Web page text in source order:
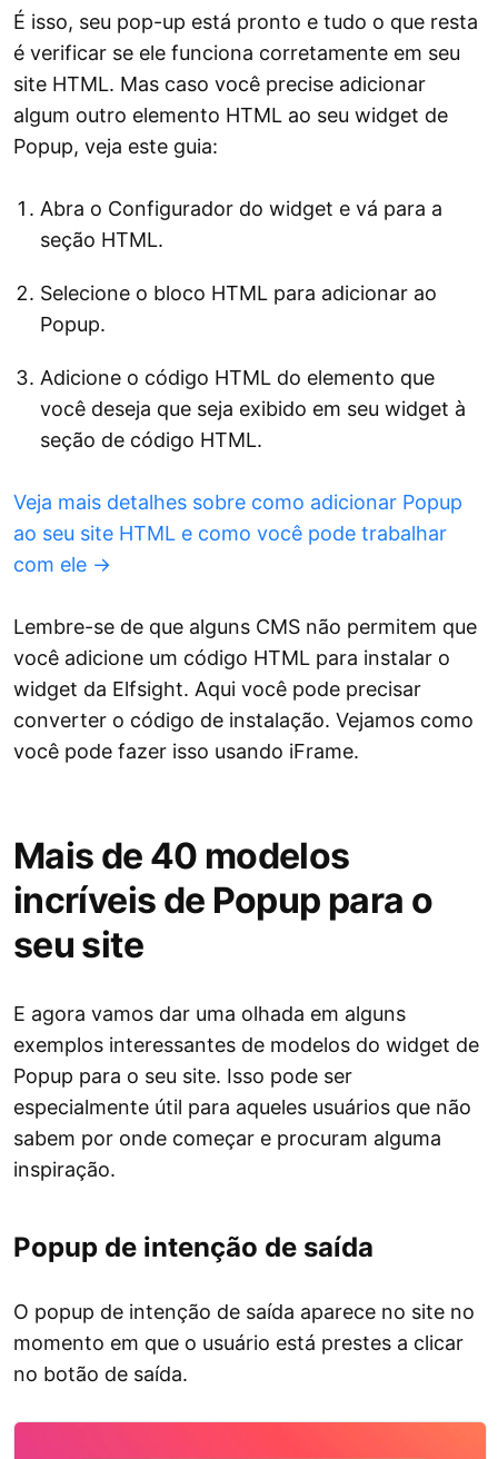
É isso, seu pop-up está pronto e tudo o que resta
é verificar se ele funciona corretamente em seu
site HTML. Mas caso você precise adicionar
algum outro elemento HTML ao seu widget de
Popup, veja este guia:
Abra o Configurador do widget e vá para a
seção HTML.
Selecione o bloco HTML para adicionar ao
Popup.
Adicione o código HTML do elemento que
você deseja que seja exibido em seu widget à
seção de código HTML.
Veja mais detalhes sobre como adicionar Popup
ao seu site HTML e como você pode trabalhar
com ele →
Lembre-se de que alguns CMS não permitem que
você adicione um código HTML para instalar o
widget da Elfsight. Aqui você pode precisar
converter o código de instalação. Vejamos como
você pode fazer isso usando iFrame.
Mais de 40 modelos
incríveis de Popup para o
seu site
E agora vamos dar uma olhada em alguns
exemplos interessantes de modelos do widget de
Popup para o seu site. Isso pode ser
especialmente útil para aqueles usuários que não
sabem por onde começar e procuram alguma
inspiração.
Popup de intenção de saída
O popup de intenção de saída aparece no site no
momento em que o usuário está prestes a clicar
no botão de saída.